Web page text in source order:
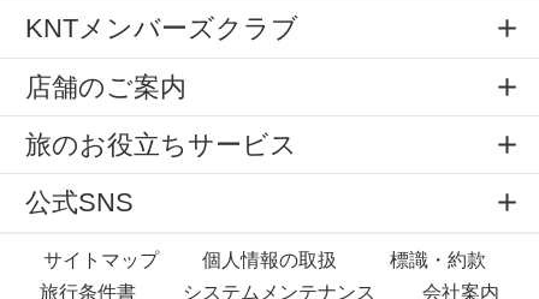
KNTメンバーズクラブ
店舗のご案内
旅のお役立ちサービス
公式SNS
サイトマップ 個人情報の取扱
標識・約款
旅行条件書
システムメンテナンス 会社案内